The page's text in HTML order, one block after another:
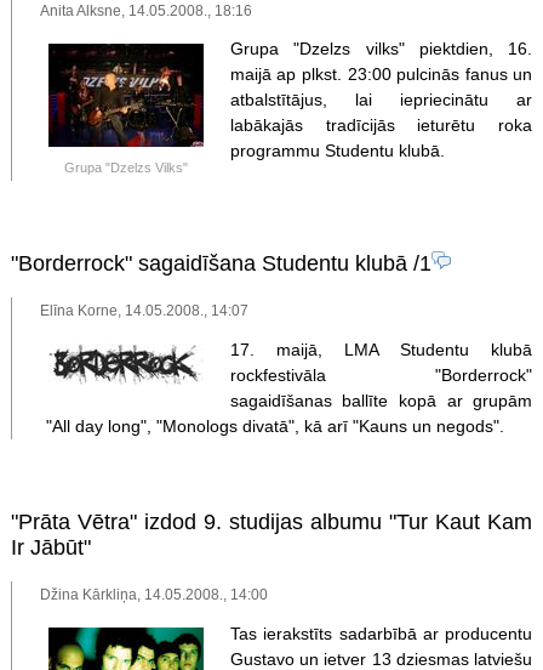
Anita Alksne, 14.05.2008., 18:16
Grupa "Dzelzs Vilks"
Grupa "Dzelzs vilks" piektdien, 16.
maijā ap plkst. 23:00 pulcinās fanus un
atbalstītājus, lai iepriecinātu ar
labākajās tradīcijās ieturētu roka
programmu Studentu klubā.
"Borderrock" sagaidīšana Studentu klubā/1
Elīna Korne, 14.05.2008., 14:07
17. maijā, LMA Studentu klubā
rockfestivāla "Borderrock"
sagaidīšanas ballīte kopā ar grupām
"All day long", "Monologs divatā", kā arī "Kauns un negods".
"Prāta Vētra" izdod 9. studijas albumu "Tur Kaut Kam
Ir Jābūt"
Džina Kārkliņa, 14.05.2008., 14:00
Tas ierakstīts sadarbībā ar producentu
Gustavo un ietver 13 dziesmas latviešu